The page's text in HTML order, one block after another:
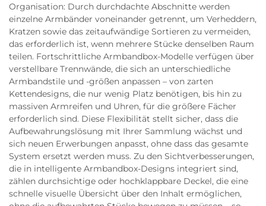
Organisation: Durch durchdachte Abschnitte werden
einzelne Armbänder voneinander getrennt, um Verheddern,
Kratzen sowie das zeitaufwändige Sortieren zu vermeiden,
das erforderlich ist, wenn mehrere Stücke denselben Raum
teilen. Fortschrittliche Armbandbox-Modelle verfügen über
verstellbare Trennwände, die sich an unterschiedliche
Armbandstile und -größen anpassen – von zarten
Kettendesigns, die nur wenig Platz benötigen, bis hin zu
massiven Armreifen und Uhren, für die größere Fächer
erforderlich sind. Diese Flexibilität stellt sicher, dass die
Aufbewahrungslösung mit Ihrer Sammlung wächst und
sich neuen Erwerbungen anpasst, ohne dass das gesamte
System ersetzt werden muss. Zu den Sichtverbesserungen,
die in intelligente Armbandbox-Designs integriert sind,
zählen durchsichtige oder hochklappbare Deckel, die eine
schnelle visuelle Übersicht über den Inhalt ermöglichen,